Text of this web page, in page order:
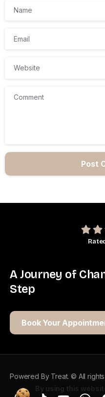
Name
Email
Website
Comment
AJourney of
Step
Book Your
Powered By Treat. © All